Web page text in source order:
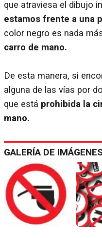
que atraviesa el dibujo
estamos frente a una
color negro es nada
carro de mano.
De esta manera, si
alguna de las vías por
que está prohibida la
mano.
GALERÍA DE